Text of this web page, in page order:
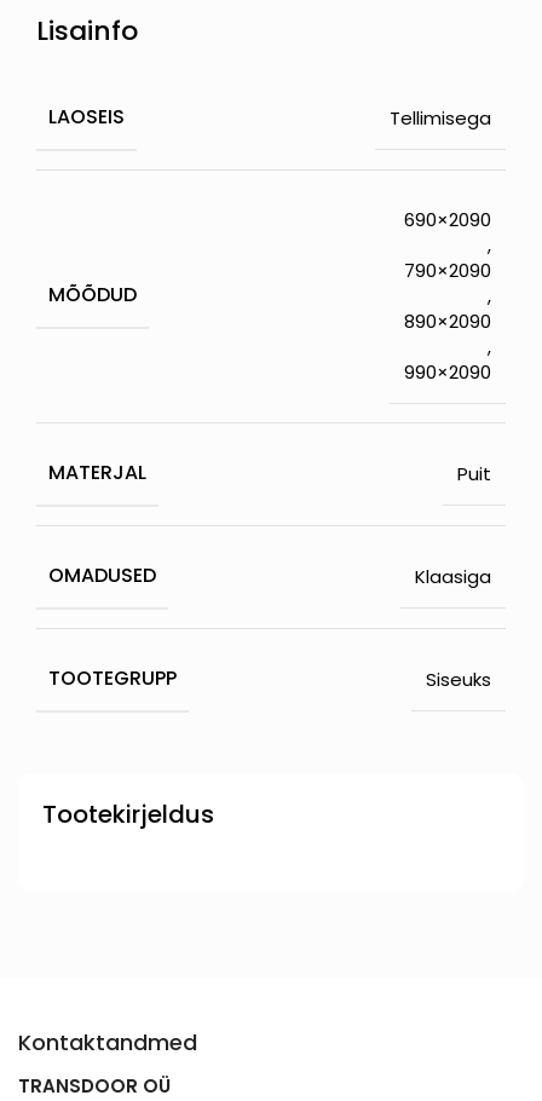
Tootekirjeldus
Lisainfo
LAOSEIS Tellimisega
MÕÕDUD
690×2090
,
790×2090
,
890×2090
,
990×2090
MATERJAL Puit
OMADUSED Klaasiga
TOOTEGRUPP Siseuks
Kontaktandmed
TRANSDOOR OÜ